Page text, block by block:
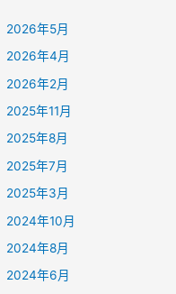
2026年5月
2026年4月
2026年2月
2025年11月
2025年8月
2025年7月
2025年3月
2024年10月
2024年8月
2024年6月